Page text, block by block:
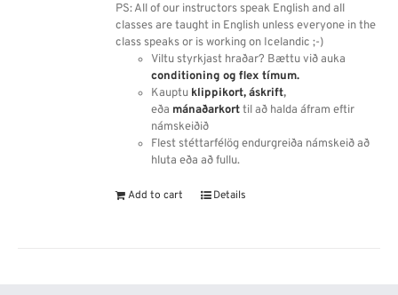
PS: All of our instructors speak English and all
classes are taught in English unless everyone in the
class speaks or is working on Icelandic ;-)
Viltu styrkjast hraðar? Bættu við auka
conditioning og flex tímum.
Kauptu klippikort,áskrift,
eða mánaðarkorttil að halda áfram eftir
námskeiðið
Flest stéttarfélög endurgreiða námskeið að
hluta eða að fullu.
Add to cart Details